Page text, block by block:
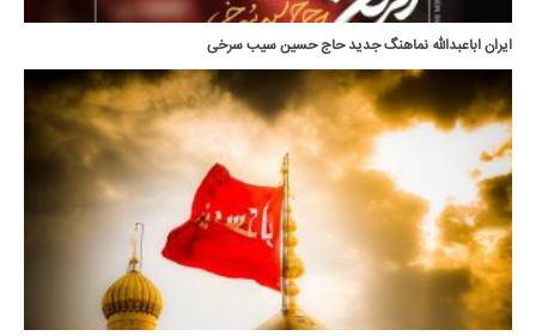
ایران اباعبدالله نماهنگ جدید حاج حسین سیب سرخی